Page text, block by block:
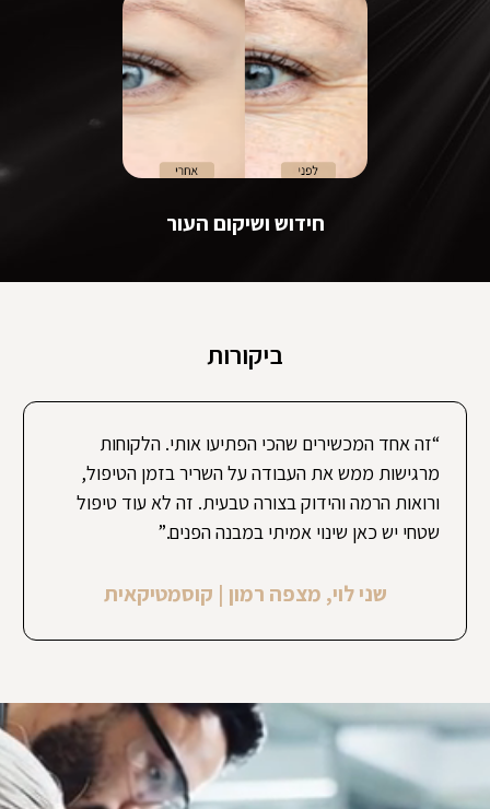
חידוש ושיקום העור
ביקורות
“זה אחד המכשירים שהכי הפתיעו אותי. הלקוחות
מרגישות ממש את העבודה על השריר בזמן הטיפול,
ורואות הרמה והידוק בצורה טבעית. זה לא עוד טיפול
שטחי יש כאן שינוי אמיתי במבנה הפנים.”
שני לוי, מצפה רמון | קוסמטיקאית